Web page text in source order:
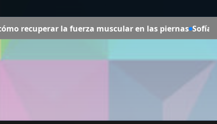
fuerza muscular en las piernas Sofía Navar,